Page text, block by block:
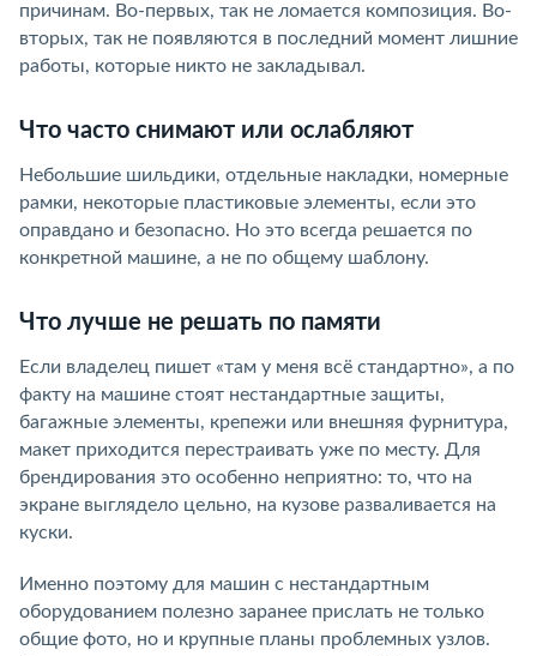
причинам. Во-первых, так не ломается композиция. Во-
вторых, так не появляются в последний момент лишние
работы, которые никто не закладывал.
Что часто снимают или ослабляют
Небольшие шильдики, отдельные накладки, номерные
рамки, некоторые пластиковые элементы, если это
оправдано и безопасно. Но это всегда решается по
конкретной машине, а не по общему шаблону.
Что лучше не решать по памяти
Если владелец пишет «там у меня всё стандартно», а по
факту на машине стоят нестандартные защиты,
багажные элементы, крепежи или внешняя фурнитура,
макет приходится перестраивать уже по месту. Для
брендирования это особенно неприятно: то, что на
экране выглядело цельно, на кузове разваливается на
куски.
Именно поэтому для машин с нестандартным
оборудованием полезно заранее прислать не только
общие фото, но и крупные планы проблемных узлов.